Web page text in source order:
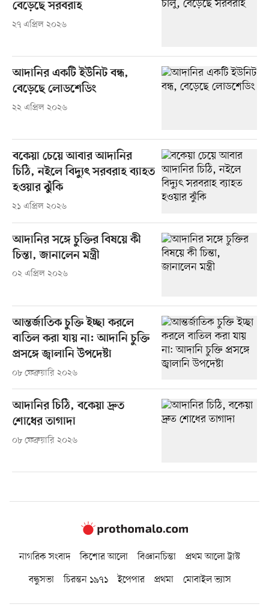
বেড়েছে সরবরাহ
২৭ এপ্রিল ২০২৬
আদানির একটি ইউনিট বন্ধ,
বেড়েছে লোডশেডিং
২২ এপ্রিল ২০২৬
বকেয়া চেয়ে আবার আদানির
চিঠি, নইলে বিদ্যুৎ সরবরাহ ব্যাহত
হওয়ার ঝুঁকি
২১ এপ্রিল ২০২৬
আদানির সঙ্গে চুক্তির বিষয়ে কী
চিন্তা, জানালেন মন্ত্রী
০২ এপ্রিল ২০২৬
আন্তর্জাতিক চুক্তি ইচ্ছা করলে
বাতিল করা যায় না: আদানি চুক্তি
প্রসঙ্গে জ্বালানি উপদেষ্টা
০৮ ফেব্রুয়ারি ২০২৬
আদানির চিঠি, বকেয়া দ্রুত
শোধের তাগাদা
০৮ ফেব্রুয়ারি ২০২৬
নাগরিক সংবাদ কিশোর আলো বিজ্ঞানচিন্তা
প্রথম আলো ট্রাস্ট
বন্ধুসভা
চিরন্তন ১৯৭১ ইপেপার প্রথমা মোবাইল ভ্যাস